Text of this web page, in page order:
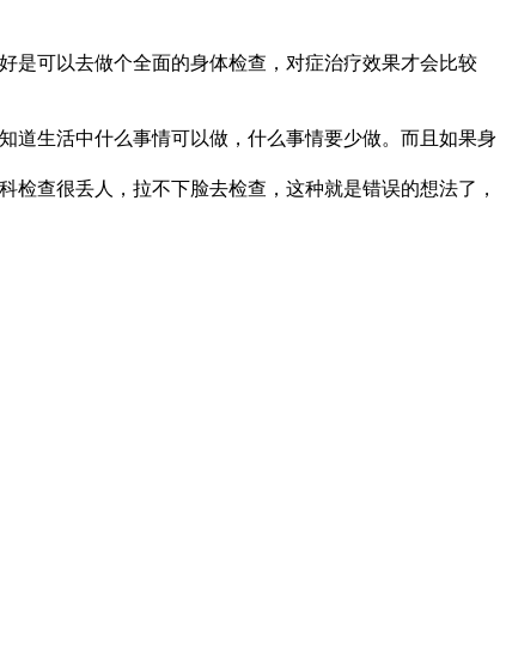
可以去做个全面的身体检查，对症治疗效果才会比较
生活中什么事情可以做，什么事情要少做。而且如果身
查很丢人，拉不下脸去检查，这种就是错误的想法了，